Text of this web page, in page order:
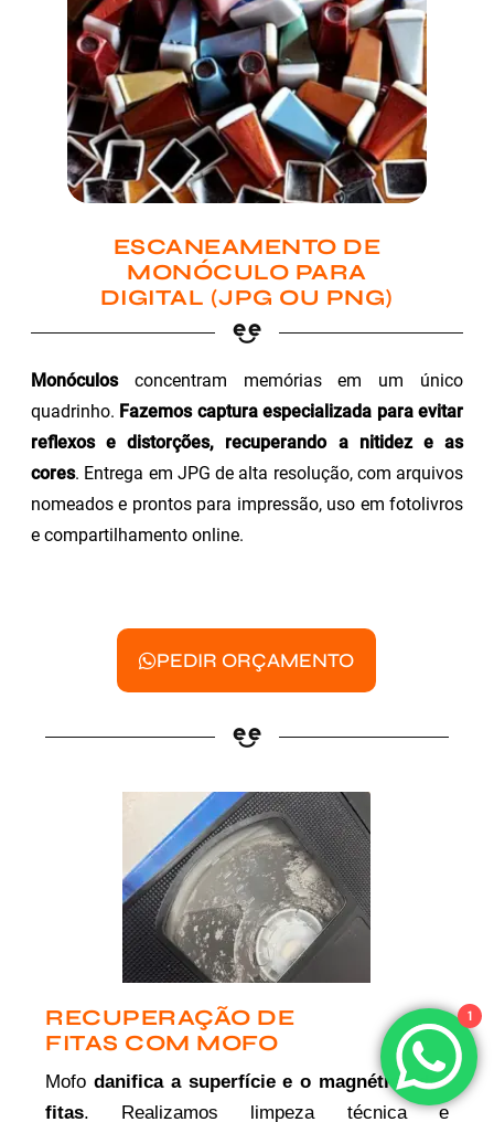
ESCANEAMENTO DE
MONÓCULO PARA
DIGITAL (JPG OU PNG)
Monóculosconcentram memórias em um único
quadrinho. Fazemos captura especializada para evitar
reflexos e distorções, recuperando a nitidez e as
cores. Entrega em JPG de alta resolução, com arquivos
nomeados e prontos para impressão, uso em fotolivros
e compartilhamento online.
PEDIR ORÇAMENTO
RECUPERAÇÃO DE
FITAS COM MOFO
Mofodanifica a superfície e o magnético das
fitas. Realizamos limpeza técnica e
1